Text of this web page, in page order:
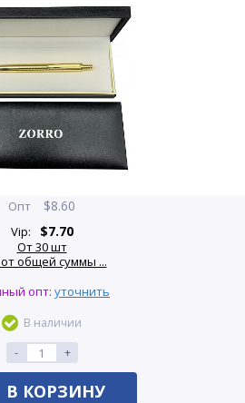
Опт $8.60
Vip: $7.70
От 30 шт
общей суммы ...
опт: уточнить
В наличии
-
+
В КОРЗИНУ